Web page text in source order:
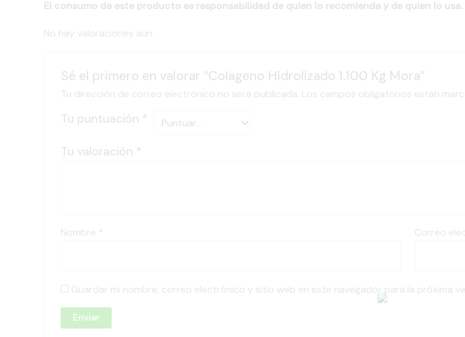
El consumo de este producto es responsabilidad de quien lo recomienda y de quien lo usa.
No hay valoraciones aún.
Sé el primero en valorar “Colageno Hidrolizado 1.100 Kg Mora”
Tu dirección de correo electrónico no será publicada. Los campos obligatorios están
Tu puntuación *
Tu valoración *
Nombre Correo
Guardar mi nombre, correo electrónico y sitio web en este navegador para la próxima